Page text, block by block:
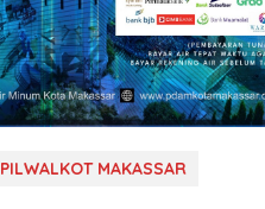
PILWALKOT MAKASSAR